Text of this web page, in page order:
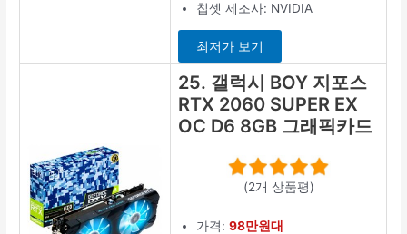
칩셋 제조사: NVIDIA
최저가 보기
25. 갤럭시 BOY 지포스
RTX 2060 SUPER EX
OC D6 8GB 그래픽카드
(2개 상품평)
가격:98만원대